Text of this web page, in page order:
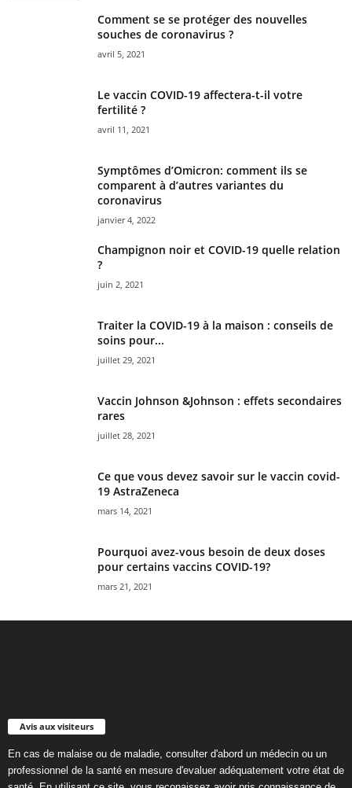
Comment se se protéger des nouvelles
souches de coronavirus ?
avril 5, 2021
Le vaccin COVID-19 affectera-t-il votre
fertilité ?
avril 11, 2021
Symptômes d’Omicron: comment ils se
comparent à d’autres variantes du
coronavirus
janvier 4, 2022
Champignon noir et COVID-19 quelle relation
?
juin 2, 2021
Traiter la COVID-19 à la maison : conseils de
soins pour...
juillet 29, 2021
Vaccin Johnson &Johnson : effets secondaires
rares
juillet 28, 2021
Ce que vous devez savoir sur le vaccin covid-
19 AstraZeneca
mars 14, 2021
Pourquoi avez-vous besoin de deux doses
pour certains vaccins COVID-19?
mars 21, 2021
Avis aux visiteurs
En cas de malaise ou de maladie, consulter d'abord un médecin ou un
professionnel de la santé en mesure d'evaluer adéquatement votre état de